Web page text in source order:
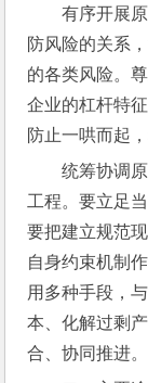
有序开展
防风险的关系
的各类风险。
企业的杠杆特
防止一哄而起
统筹协调
工程。要立足
要把建立规范
自身约束机制
用多种手段，
本、化解过剩
合、协同推进。